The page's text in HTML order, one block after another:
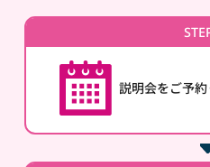
説明会をご予約